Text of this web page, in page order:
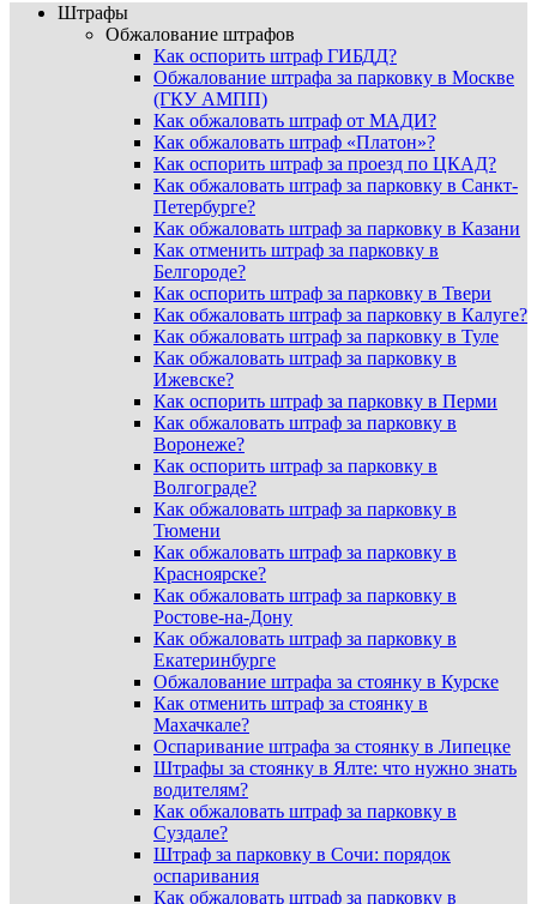
Штрафы
Обжалование штрафов
Как оспорить штраф ГИБДД?
Обжалование штрафа за парковку в Москве
(ГКУ АМПП)
Как обжаловать штраф от МАДИ?
Как обжаловать штраф «Платон»?
Как оспорить штраф за проезд по ЦКАД?
Как обжаловать штраф за парковку в Санкт-
Петербурге?
Как обжаловать штраф за парковку в Казани
Как отменить штраф за парковку в
Белгороде?
Как оспорить штраф за парковку в Твери
Как обжаловать штраф за парковку в Калуге?
Как обжаловать штраф за парковку в Туле
Как обжаловать штраф за парковку в
Ижевске?
Как оспорить штраф за парковку в Перми
Как обжаловать штраф за парковку в
Воронеже?
Как оспорить штраф за парковку в
Волгограде?
Как обжаловать штраф за парковку в
Тюмени
Как обжаловать штраф за парковку в
Красноярске?
Как обжаловать штраф за парковку в
Ростове-на-Дону
Как обжаловать штраф за парковку в
Екатеринбурге
Обжалование штрафа за стоянку в Курске
Как отменить штраф за стоянку в
Махачкале?
Оспаривание штрафа за стоянку в Липецке
Штрафы за стоянку в Ялте: что нужно знать
водителям?
Как обжаловать штраф за парковку в
Суздале?
Штраф за парковку в Сочи: порядок
оспаривания
Как обжаловать штраф за парковку в